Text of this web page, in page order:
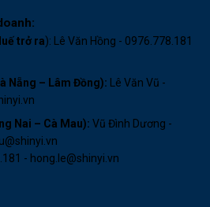
trở ra): Lê Văn Hồng - 0976.778.181
Nẵng – Lâm Đồng): Lê Văn Vũ -
Nai – Cà Mau): Vũ Đình Dương -
- hong.le@shinyi.vn